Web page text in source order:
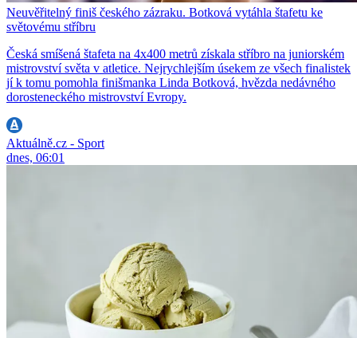
Neuvěřitelný finiš českého zázraku. Botková vytáhla štafetu ke
světovému stříbru
Česká smíšená štafeta na 4x400 metrů získala stříbro na juniorském
mistrovství světa v atletice. Nejrychlejším úsekem ze všech finalistek
jí k tomu pomohla finišmanka Linda Botková, hvězda nedávného
dorosteneckého mistrovství Evropy.
Aktuálně.cz - Sport
dnes, 06:01